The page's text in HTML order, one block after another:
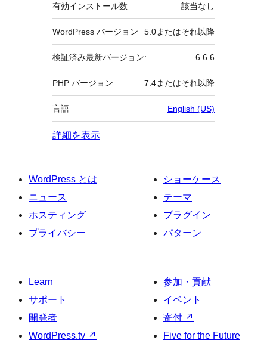
有効インストール数 該当なし
WordPress バージョン 5.0またはそれ以降
検証済み最新バージョン: 6.6.6
PHP バージョン 7.4またはそれ以降
言語 English (US)
詳細を表示
WordPress とは
ニュース
ホスティング
プライバシー
ショーケース
テーマ
プラグイン
パターン
Learn
サポート
開発者
WordPress.tv ↗
参加・貢献
イベント
寄付 ↗
Five for the Future